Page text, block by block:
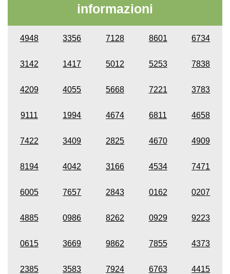
informazioni
4948 3356 7128 8601 6734
3142 1417 5012 5253 7838
4209 4055 5668 7221 3783
9111 1994 4674 6811 4658
7422 3409 2825 4670 4909
8194 4042 3166 4534 7471
6005 7657 2843 0162 0207
4885 0986 8262 0929 9223
0615 3669 9862 7855 4373
2385 3583 7924 6763 4415